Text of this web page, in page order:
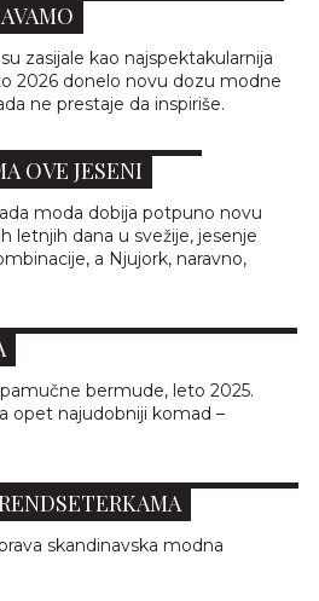
zasijale kao najspektakularnija
2026 donelo novu dozu modne
ne prestaje da inspiriše.
OVE JESENI
moda dobija potpuno novu
letnjih dana u svežije, jesenje
a Njujork, naravno,
bermude, leto 2025.
opet najudobniji komad –
skandinavska modna
KOJI ĆE VAS